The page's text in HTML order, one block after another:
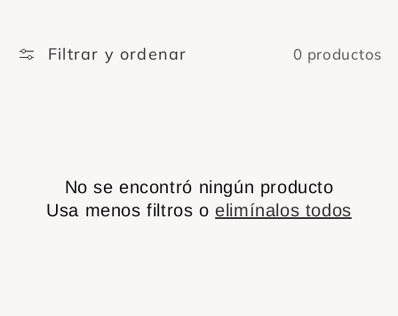
e
Filtrar y ordenar 0 productos
No se encontró ningún producto
Usa menos filtros oelimínalos todos